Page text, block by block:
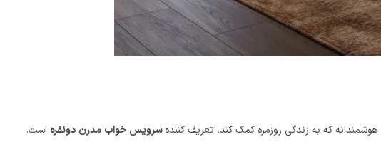
سرویس خواب مدرن دونفره است.